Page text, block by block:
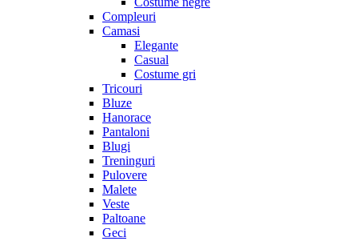
Compleuri
Camasi
Elegante
Casual
Costume gri
Tricouri
Bluze
Hanorace
Pantaloni
Blugi
Treninguri
Pulovere
Malete
Veste
Paltoane
Geci